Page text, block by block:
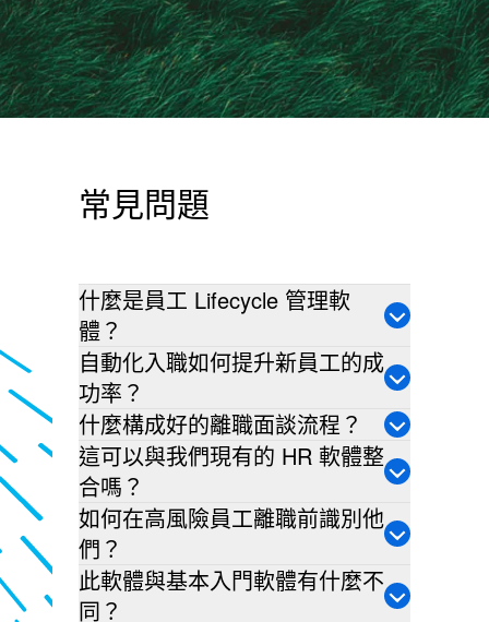
常見問題
什麼是員工 Lifecycle 管理軟
體？
自動化入職如何提升新員工的成
功率？
什麼構成好的離職面談流程？
這可以與我們現有的 HR 軟體整
合嗎？
如何在高風險員工離職前識別他
們？
此軟體與基本入門軟體有什麼不
同？